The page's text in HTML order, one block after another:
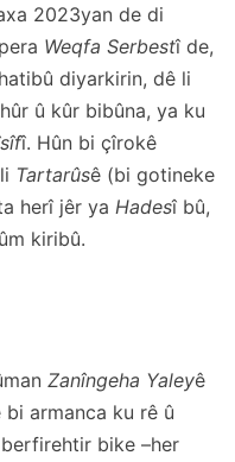
2023yan de di
Weqfa Serbestî de,
diyarkirin, dê li
û kûr bibûna, ya ku
î. Hûn bi çîrokê
Tartarûsê (bi gotineke
herî jêr ya Hadesî bû,
kiribû.
Zanîngeha Yaleyê
bi armanca ku rê û
bike –her